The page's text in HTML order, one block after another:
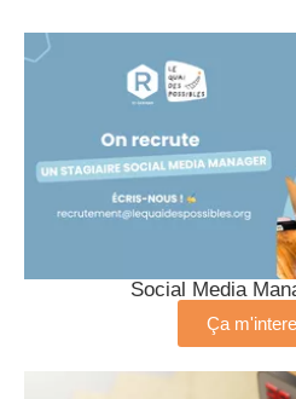
Social Media
Ça